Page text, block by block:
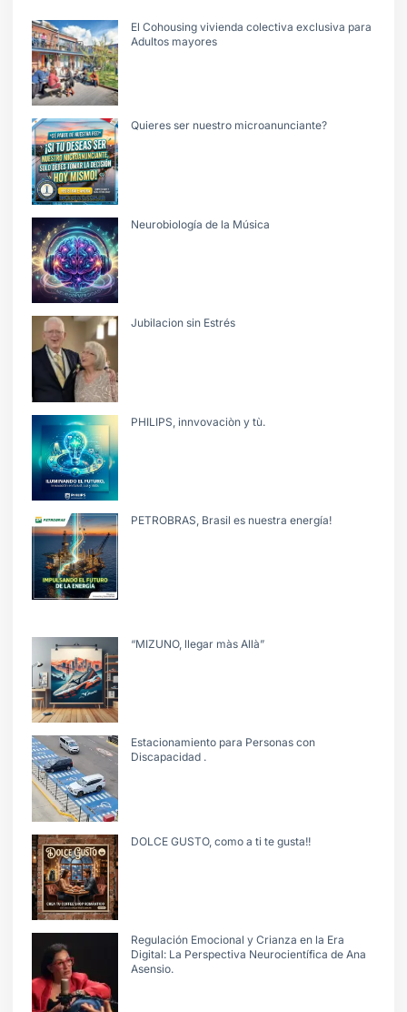
El Cohousing vivienda colectiva exclusiva para
Adultos mayores
Quieres ser nuestro microanunciante?
Neurobiología de la Música
Jubilacion sin Estrés
PHILIPS, innvovaciòn y tù.
PETROBRAS, Brasil es nuestra energía!
“MIZUNO, llegar màs Allà”
Estacionamiento para Personas con
Discapacidad .
DOLCE GUSTO, como a ti te gusta!!
Regulación Emocional y Crianza en la Era
Digital: La Perspectiva Neurocientífica de Ana
Asensio.